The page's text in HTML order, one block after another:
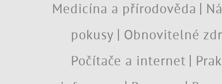
Medicína a přírodověda
pokusy
Obnovitelné
Počítače a internet